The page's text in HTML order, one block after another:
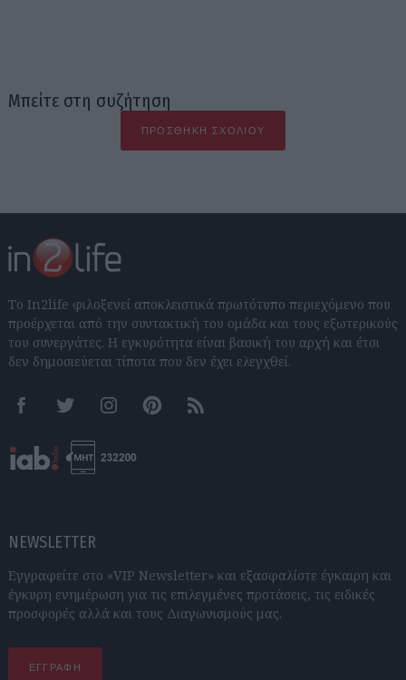
Μπείτε στη συζήτηση
ΠΡΟΣΘΉΚΗ ΣΧΟΛΊΟΥ
Το In2life φιλοξενεί αποκλειστικά πρωτότυπο περιεχόμενο που
προέρχεται από την συντακτική του ομάδα και τους εξωτερικούς
του συνεργάτες. Η εγκυρότητα είναι βασική του αρχή και έτσι
δεν δημοσιεύεται τίποτα που δεν έχει ελεγχθεί.
FacebookTwitter InstagramPinterestRSS feeds
NEWSLETTER
Εγγραφείτε στο «VIP Newsletter» και εξασφαλίστε έγκαιρη και
έγκυρη ενημέρωση για τις επιλεγμένες προτάσεις, τις ειδικές
προσφορές αλλά και τους Διαγωνισμούς μας.
ΕΓΓΡΑΦΗ